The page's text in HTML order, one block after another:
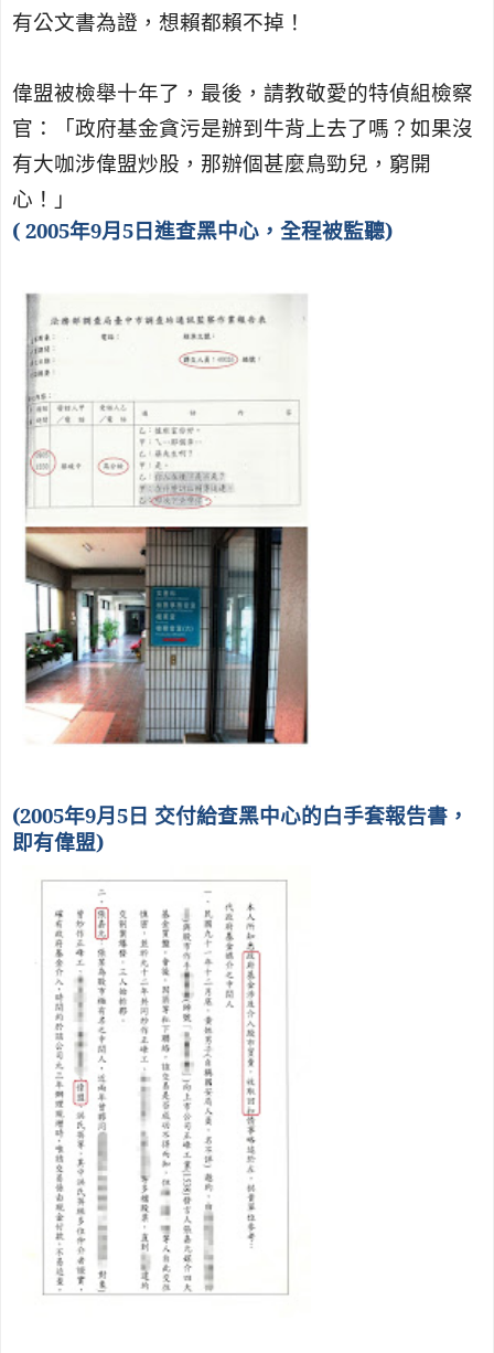
有公文書為證，想賴都賴不掉！
偉盟被檢舉十年了，最後，請教敬愛的特偵組檢察
官：「政府基金貪污是辦到牛背上去了嗎？如果沒
有大咖涉偉盟炒股，那辦個甚麼鳥勁兒，窮開
心！」
( 2005年9月5日進查黑中心，全程被監聽)
(2005年9月5日 交付給查黑中心的白手套報告書，
即有偉盟)